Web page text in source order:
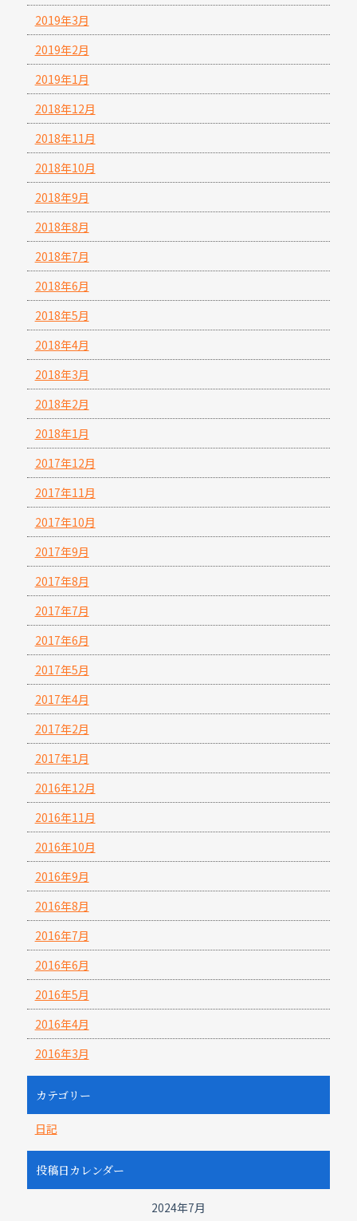
2019年3月
2019年2月
2019年1月
2018年12月
2018年11月
2018年10月
2018年9月
2018年8月
2018年7月
2018年6月
2018年5月
2018年4月
2018年3月
2018年2月
2018年1月
2017年12月
2017年11月
2017年10月
2017年9月
2017年8月
2017年7月
2017年6月
2017年5月
2017年4月
2017年2月
2017年1月
2016年12月
2016年11月
2016年10月
2016年9月
2016年8月
2016年7月
2016年6月
2016年5月
2016年4月
2016年3月
カテゴリー
日記
投稿日カレンダー
2024年7月